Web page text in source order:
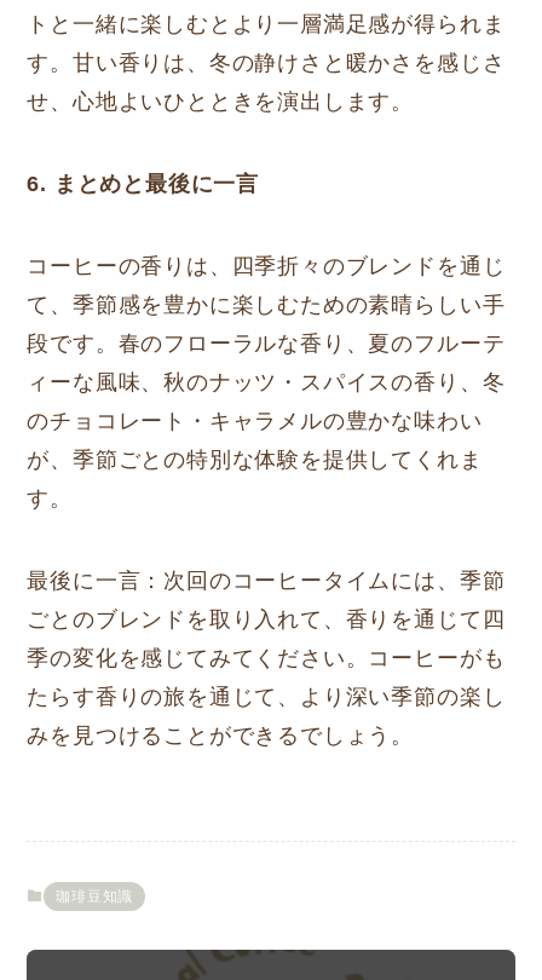
トと一緒に楽しむとより一層満足感が得られま
す。甘い香りは、冬の静けさと暖かさを感じさ
せ、心地よいひとときを演出します。
6. まとめと最後に一言
コーヒーの香りは、四季折々のブレンドを通じ
て、季節感を豊かに楽しむための素晴らしい手
段です。春のフローラルな香り、夏のフルーテ
ィーな風味、秋のナッツ・スパイスの香り、冬
のチョコレート・キャラメルの豊かな味わい
が、季節ごとの特別な体験を提供してくれま
す。
最後に一言：次回のコーヒータイムには、季節
ごとのブレンドを取り入れて、香りを通じて四
季の変化を感じてみてください。コーヒーがも
たらす香りの旅を通じて、より深い季節の楽し
みを見つけることができるでしょう。
珈琲豆知識